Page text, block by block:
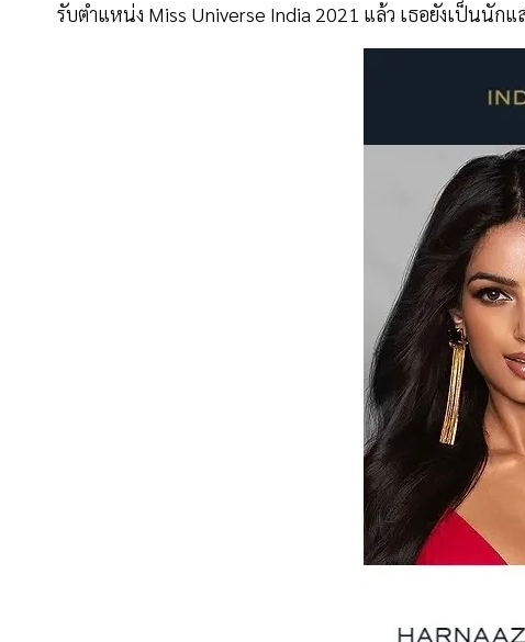
รับตำแหน่ง Miss Universe India 2021 แล้ว เธอยังเป็นนัก